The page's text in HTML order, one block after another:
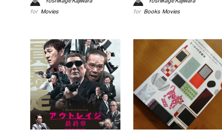
for Movies
for Books,Movies